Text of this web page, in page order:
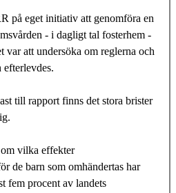
på eget initiativ att genomföra en
- i dagligt tal fosterhem -
var att undersöka om reglerna och
efterlevdes.
till rapport finns det stora brister
vilka effekter
de barn som omhändertas har
fem procent av landets